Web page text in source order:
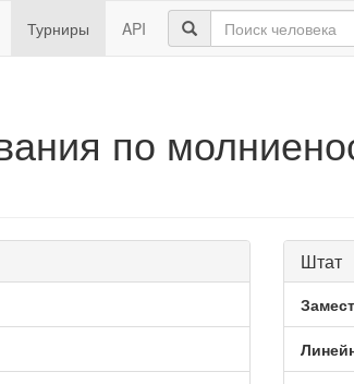
Турниры API
по
Штат